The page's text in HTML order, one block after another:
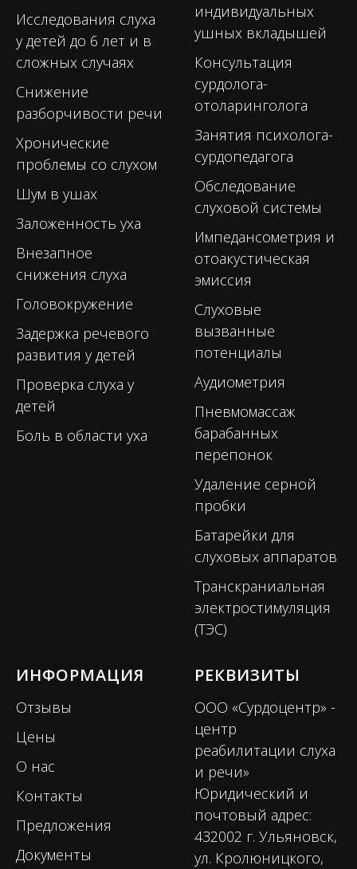
Исследования слуха
у детей до 6 лет и в
сложных случаях
Снижение
разборчивости речи
Хронические
проблемы со слухом
Шум в ушах
Заложенность уха
Внезапное
снижения слуха
Головокружение
Задержка речевого
развития у детей
Проверка слуха у
детей
Боль в области уха
индивидуальных
ушных вкладышей
Консультация
сурдолога-
отоларинголога
Занятия психолога-
сурдопедагога
Обследование
слуховой системы
Импедансометрия и
отоакустическая
эмиссия
Слуховые
вызванные
потенциалы
Аудиометрия
Пневмомассаж
барабанных
перепонок
Удаление серной
пробки
Батарейки для
слуховых аппаратов
Транскраниальная
электростимуляция
(ТЭС)
ИНФОРМАЦИЯ
Отзывы
Цены
О нас
Контакты
Предложения
Документы
РЕКВИЗИТЫ
ООО «Сурдоцентр» -
центр
реабилитации слуха
и речи»
Юридический и
почтовый адрес:
432002 г. Ульяновск,
ул. Кролюницкого,